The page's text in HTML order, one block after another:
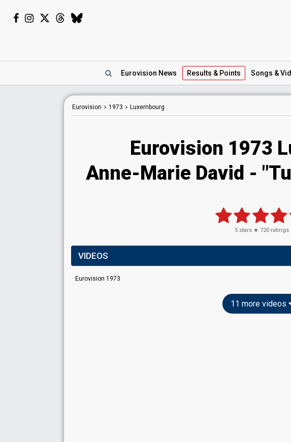
Eurovision News Results & Points Songs &
Eurovision 1973 Luxembourg
Eurovision 1973
Anne-Marie David -
5stars ★ 720ratings
VIDEOS
Eurovision 1973
11 more videos